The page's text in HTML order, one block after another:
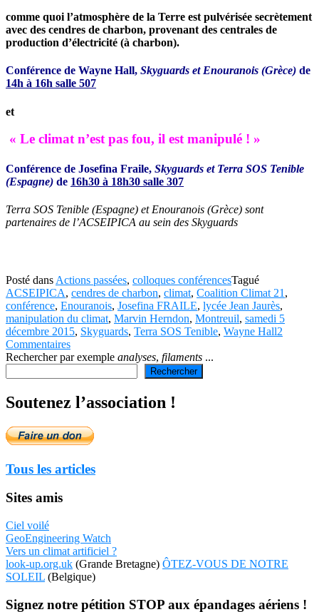
comme quoi l’atmosphère de la Terre est pulvérisée secrètement
avec des cendres de charbon, provenant des centrales de
production d’électricité (à charbon).
Conférence de Wayne Hall, Skyguards et Enouranois (Grèce) de
14h à 16h salle 507
et
« Le climat n’est pas fou, il est manipulé ! »
Conférence de Josefina Fraile, Skyguards et Terra SOS Tenible
(Espagne) de 16h30 à 18h30 salle 307
Terra SOS Tenible (Espagne) et Enouranois (Grèce) sont
partenaires de l’ACSEIPICA au sein des Skyguards
Posté dans Actions passées, colloques conférencesTagué
ACSEIPICA, cendres de charbon, climat, Coalition Climat 21 ,
conférence, Enouranois, Josefina FRAILE, lycée Jean Jaurès,
manipulation du climat, Marvin Herndon, Montreuil, samedi 5
décembre 2015, Skyguards, Terra SOS Tenible, Wayne Hall2
Commentaires
Rechercher par exemple analyses, filaments ...
Rechercher
Soutenez l’association !
Tous les articles
Sites amis
Ciel voilé
GeoEngineering Watch
Vers un climat artificiel ?
look-up.org.uk (Grande Bretagne) ÔTEZ-VOUS DE NOTRE
SOLEIL (Belgique)
Signez notre pétition STOP aux épandages aériens !